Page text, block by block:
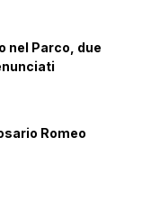
nel Parco, due
Romeo